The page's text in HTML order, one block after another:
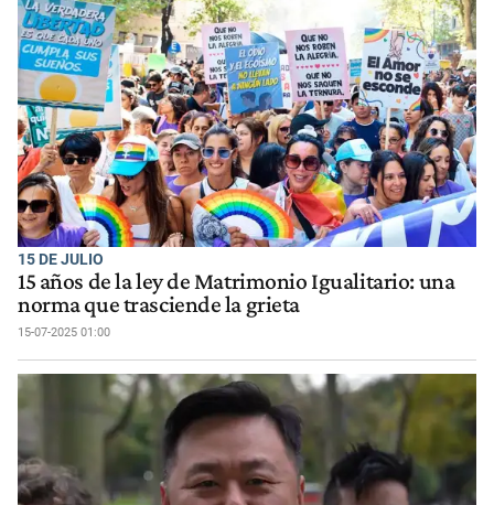
15 DE JULIO
15 años de la ley de Matrimonio Igualitario: una
norma que trasciende la grieta
15-07-2025 01:00